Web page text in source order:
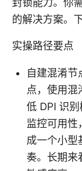
封锁能力。你
的解决方案。
实操路径要点
自建混淆节
点，使用混
低 DPI 识别
监控可用性
成一个小型
奏。长期来